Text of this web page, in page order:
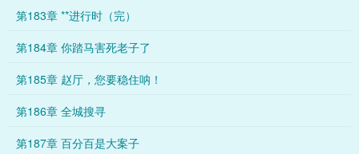
第183章 **进行时（完）
第184章 你踏马害死老子了
第185章 赵厅，您要稳住呐！
第186章 全城搜寻
第187章 百分百是大案子